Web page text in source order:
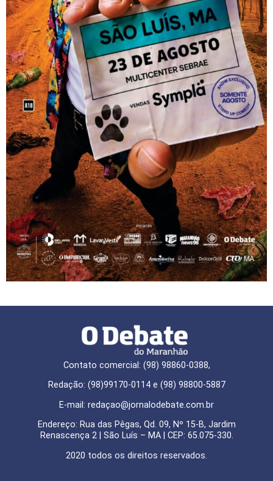
Contato comercial: (98) 98860-0388,
Redação: (98)99170-0114 e (98) 98800-5887
E-mail: redaçao@jornalodebate.com.br
Endereço: Rua das Pêgas, Qd. 09, Nº 15-B, Jardim
Renascença 2 | São Luís – MA | CEP: 65.075-330.
2020 todos os direitos reservados.